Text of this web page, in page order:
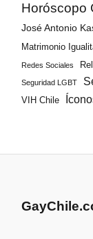
Horóscopo
José Antonio
Matrimonio
Redes Sociales
Seguridad LGBT
VIH Chile